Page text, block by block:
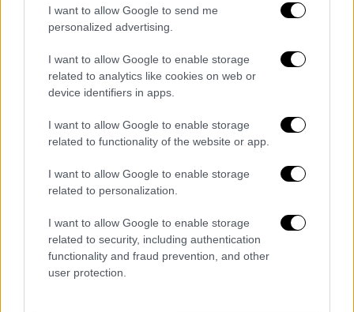
I want to allow Google to send me
personalized advertising.
I want to allow Google to enable storage
related to analytics like cookies on web or
device identifiers in apps.
I want to allow Google to enable storage
related to functionality of the website or app.
I want to allow Google to enable storage
related to personalization.
I want to allow Google to enable storage
related to security, including authentication
functionality and fraud prevention, and other
user protection.
δολάρια το βαρέλι, το Δημόσιο εισπράττει 6
δισεκ. ευρώ